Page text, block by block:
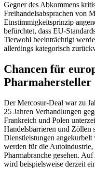
Gegner des Abkommens
Freihandelsabsprachen von
Einstimmigkeitsprinzip
befürchtet, dass EU-
Tierwohl beeinträchtigt
allerdings kategorisch
Chancen für
Pharmahersteller
Der Mercosur-Deal war zu
25 Jahren Verhandlungen
Frankreich und Polen
Handelsbarrieren und Zöllen
Dienstleistungen angekurbelt
werden für die
Pharmabranche gesehen.
wird beispielsweise derzeit